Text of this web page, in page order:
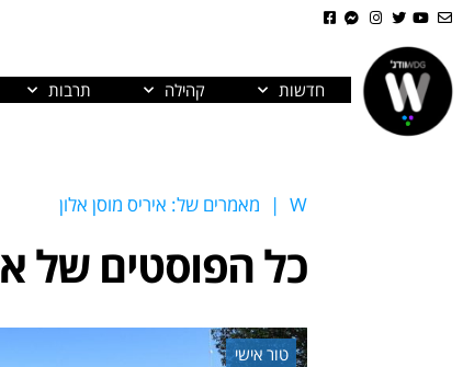
חדשות קהילה תרבות
W
| מאמרים של: איריס מוסן אלון
כל הפוסטים של
טור אישי